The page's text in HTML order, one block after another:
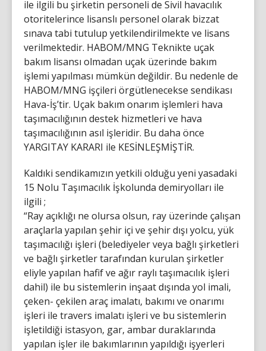
ile ilgili bu şirketin personeli de Sivil havacılık
otoritelerince lisanslı personel olarak bizzat
sınava tabi tutulup yetkilendirilmekte ve lisans
verilmektedir. HABOM/MNG Teknikte uçak
bakım lisansı olmadan uçak üzerinde bakım
işlemi yapılması mümkün değildir. Bu nedenle de
HABOM/MNG işçileri örgütlenecekse sendikası
Hava-İş’tir. Uçak bakım onarım işlemleri hava
taşımacılığının destek hizmetleri ve hava
taşımacılığının asıl işleridir. Bu daha önce
YARGITAY KARARI ile KESİNLEŞMİŞTİR.
Kaldıki sendikamızın yetkili olduğu yeni yasadaki
15 Nolu Taşımacılık İşkolunda demiryolları ile
ilgili ;
“Ray açıklığı ne olursa olsun, ray üzerinde çalışan
araçlarla yapılan şehir içi ve şehir dışı yolcu, yük
taşımacılığı işleri (belediyeler veya bağlı şirketleri
ve bağlı şirketler tarafından kurulan şirketler
eliyle yapılan hafif ve ağır raylı taşımacılık işleri
dahil) ile bu sistemlerin inşaat dışında yol imali,
çeken- çekilen araç imalatı, bakımı ve onarımı
işleri ile travers imalatı işleri ve bu sistemlerin
işletildiği istasyon, gar, ambar duraklarında
yapılan işler ile bakımlarının yapıldığı işyerleri